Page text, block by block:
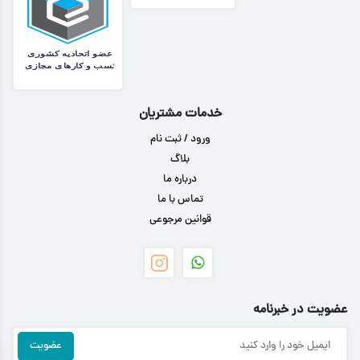
خدمات مشتریان
ورود / ثبت نام
بلاگ
درباره ما
تماس با ما
قوانین مرجوعی
عضویت در خبرنامه